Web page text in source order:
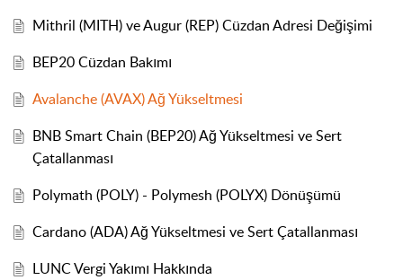
Mithril (MITH) ve Augur (REP) Cüzdan Adresi Değişimi
BEP20 Cüzdan Bakımı
Avalanche (AVAX) Ağ Yükseltmesi
BNB Smart Chain (BEP20) Ağ Yükseltmesi ve Sert
Çatallanması
Polymath (POLY) - Polymesh (POLYX) Dönüşümü
Cardano (ADA) Ağ Yükseltmesi ve Sert Çatallanması
LUNC Vergi Yakımı Hakkında